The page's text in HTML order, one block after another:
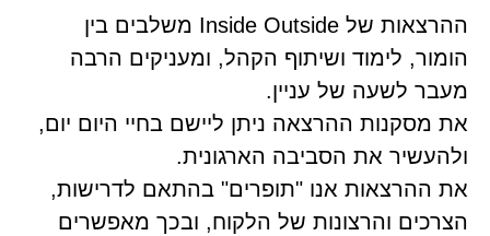
ההרצאות של Inside Outside משלבים בין
הומור, לימוד ושיתוף הקהל, ומעניקים הרבה
מעבר לשעה של עניין.
את מסקנות ההרצאה ניתן ליישם בחיי היום יום,
ולהעשיר את הסביבה הארגונית.
את ההרצאות אנו "תופרים" בהתאם לדרישות,
הצרכים והרצונות של הלקוח, ובכך מאפשרים